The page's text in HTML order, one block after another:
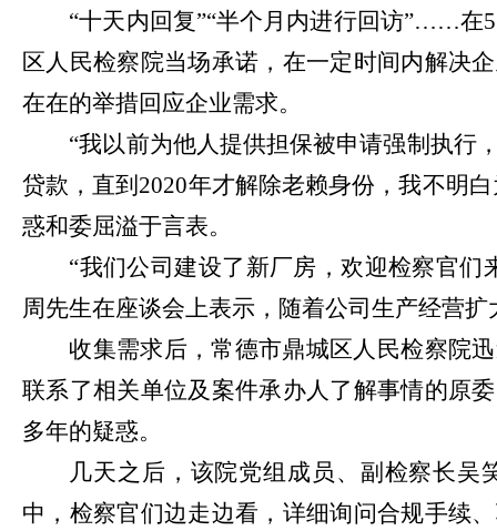
“十天内回复”“半个月内进行回访”……在
区人民检察院当场承诺，在一定时间内解决
在在的举措回应企业需求。
“我以前为他人提供担保被申请强制执行
贷款，直到2020年才解除老赖身份，我不明
惑和委屈溢于言表。
“我们公司建设了新厂房，欢迎检察官
周先生在座谈会上表示，随着公司生产经营
收集需求后，常德市鼎城区人民检察院
联系了相关单位及案件承办人了解事情的原
多年的疑惑。
几天之后，该院党组成员、副检察长
中，检察官们边走边看，详细询问合规手续